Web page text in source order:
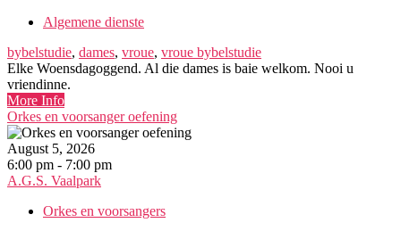
Algemene dienste
bybelstudie, dames, vroue, vroue bybelstudie
Elke Woensdagoggend. Al die dames is baie welkom. Nooi u
vriendinne.
More Info
Orkes en voorsanger oefening
August 5, 2026
6:00 pm - 7:00 pm
A.G.S. Vaalpark
Orkes en voorsangers